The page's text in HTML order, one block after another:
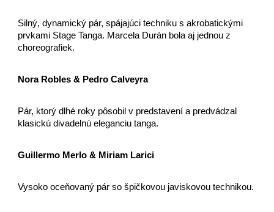
Silný, dynamický pár, spájajúci techniku s akrobatickými
prvkami Stage Tanga. Marcela Durán bola aj jednou z
choreografiek.
Nora Robles & Pedro Calveyra
Pár, ktorý dlhé roky pôsobil v predstavení a predvádzal
klasickú divadelnú eleganciu tanga.
Guillermo Merlo & Miriam Larici
Vysoko oceňovaný pár so špičkovou javiskovou technikou.